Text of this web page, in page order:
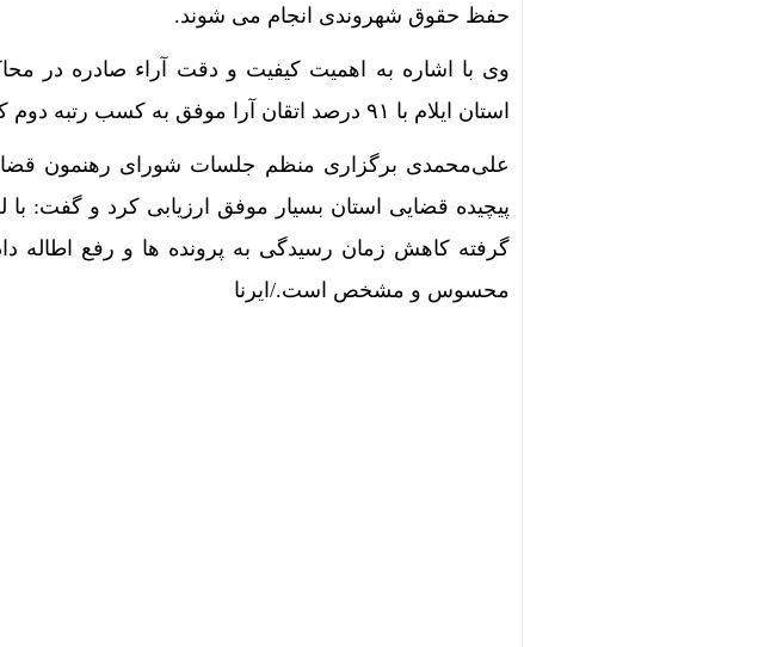
حفظ حقوق شهروندی انجام می شوند.
وی با اشاره به اهمیت کیفیت و دقت آراء صادره در
استان ایلام با ۹۱ درصد اتقان آرا موفق به کسب رتبه دوم کشوری در این شاخص مهم گردید.
علی‌محمدی برگزاری منظم جلسات شورای رهنمون
پیچیده قضایی استان بسیار موفق ارزیابی کرد و گفت:
گرفته کاهش زمان رسیدگی به پرونده ها و رفع اطاله
محسوس و مشخص است./ایرنا